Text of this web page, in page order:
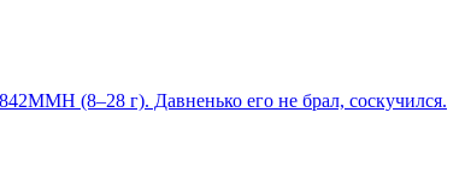
(8–28 г). Давненько его не брал, соскучился.